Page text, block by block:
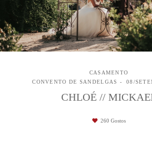
CASAMENTO
CONVENTO DE SANDELGAS
08/
CHLOÉ //
260 Gostos